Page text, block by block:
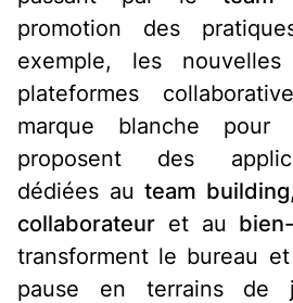
promotion des
exemple, les
plateformes
marque blanche pour
proposent des
dédiées auteam building
collaborateur et au
transforment le bureau
pause en terrains de